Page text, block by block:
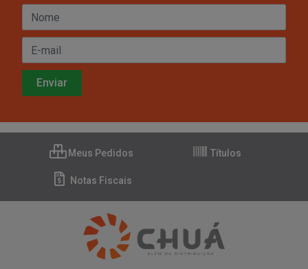
Meus Pedidos Títulos
Notas Fiscais